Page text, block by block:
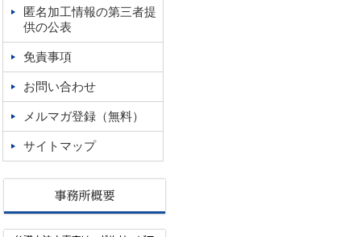
匿名加工情報の第三者提
供の公表
免責事項
お問い合わせ
メルマガ登録（無料）
サイトマップ